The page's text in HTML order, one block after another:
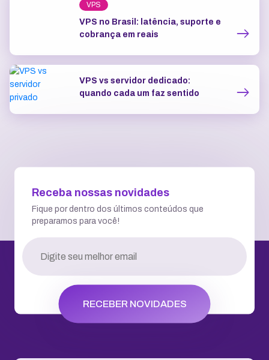
VPS
VPS no Brasil: latência, suporte e
cobrança em reais
VPS vs servidor dedicado:
quando cada um faz sentido
Receba nossas novidades
Fique por dentro dos últimos conteúdos que
preparamos para você!
RECEBER NOVIDADES